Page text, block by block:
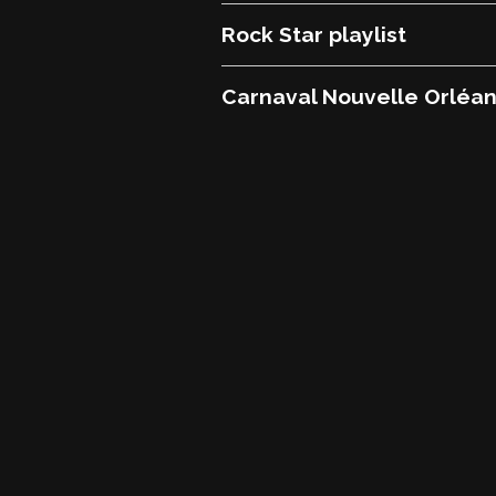
Rock Star playlist
Carnaval Nouvelle